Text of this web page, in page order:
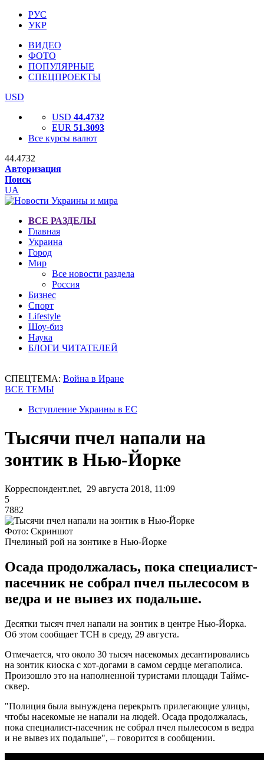
РУС
УКР
ВИДЕО
ФОТО
ПОПУЛЯРНЫЕ
СПЕЦПРОЕКТЫ
USD
USD 44.4732
EUR 51.3093
Все курсы валют
44.4732
Авторизация
Поиск
UA
ВСЕ РАЗДЕЛЫ
Главная
Украина
Город
Мир
Все новости раздела
Россия
Бизнес
Спорт
Lifestyle
Шоу-биз
Наука
БЛОГИ ЧИТАТЕЛЕЙ
СПЕЦТЕМА: Война в Иране
ВСЕ ТЕМЫ
Вступление Украины в ЕС
Тысячи пчел напали на
зонтик в Нью-Йорке
Корреспондент.net, 29 августа 2018, 11:09
5
7882
Фото: Скриншот
Пчелиный рой на зонтике в Нью-Йорке
Осада продолжалась, пока специалист-
пасечник не собрал пчел пылесосом в
ведра и не вывез их подальше.
Десятки тысяч пчел напали на зонтик в центре Нью-Йорка.
Об этом сообщает ТСН в среду, 29 августа.
Отмечается, что около 30 тысяч насекомых десантировались
на зонтик киоска с хот-догами в самом сердце мегаполиса.
Произошло это на наполненной туристами площади Таймс-
сквер.
"Полиция была вынуждена перекрыть прилегающие улицы,
чтобы насекомые не напали на людей. Осада продолжалась,
пока специалист-пасечник не собрал пчел пылесосом в ведра
и не вывез их подальше", – говорится в сообщении.